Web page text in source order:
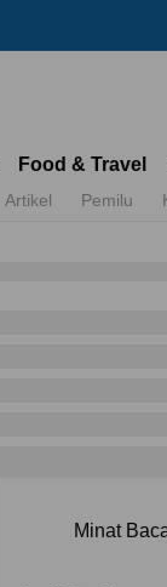
Food & Travel
Artikel Pemilu
Minat